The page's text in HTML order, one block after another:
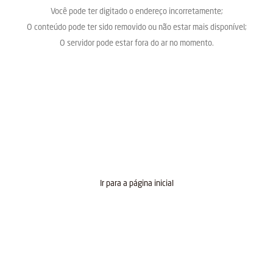
Você pode ter digitado o endereço incorretamente;
O conteúdo pode ter sido removido ou não estar mais disponível;
O servidor pode estar fora do ar no momento.
Ir para a página inicial